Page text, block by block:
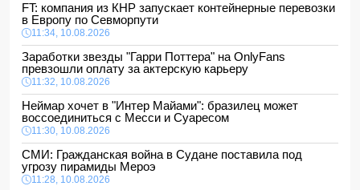
FT: компания из КНР запускает контейнерные перевозки
в Европу по Севморпути
11:34, 10.08.2026
Заработки звезды "Гарри Поттера" на OnlyFans
превзошли оплату за актерскую карьеру
11:32, 10.08.2026
Неймар хочет в "Интер Майами": бразилец может
воссоединиться с Месси и Суаресом
11:30, 10.08.2026
СМИ: Гражданская война в Судане поставила под
угрозу пирамиды Мероэ
11:28, 10.08.2026